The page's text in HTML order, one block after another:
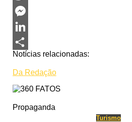
Twitter
Messenger
LinkedIn
Share
Notícias relacionadas:
Da Redação
Propaganda
Turismo